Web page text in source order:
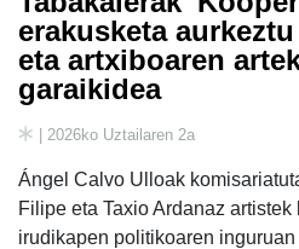
erakusketa
eta artxiboaren
garaikidea
| 2026ko Uztailaren 2a
Ángel Calvo Ulloak
Filipe eta Taxio Ardanaz
irudikapen politikoaren